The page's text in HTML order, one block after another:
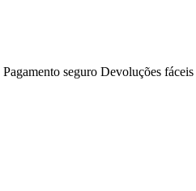
Pagamento seguro Devoluções fáceis